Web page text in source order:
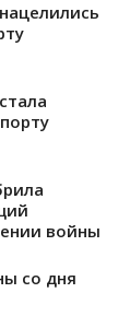
войны
со дня